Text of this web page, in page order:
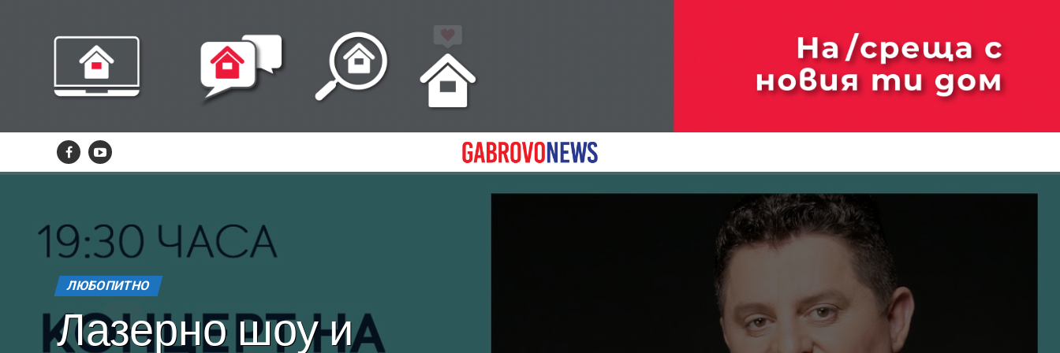
ЛЮБОПИТНО
Лазерно шоу и